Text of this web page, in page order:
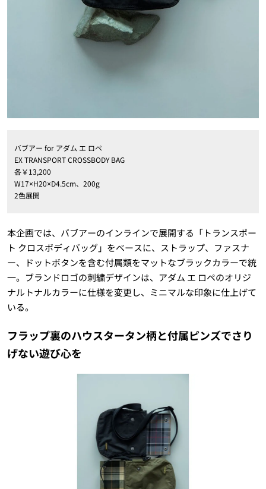
バブアー for アダム エ ロペ
EX TRANSPORT CROSSBODY BAG
各￥13,200
W17×H20×D4.5cm、200g
2色展開
本企画では、バブアーのインラインで展開する「トランスポー
ト クロスボディバッグ」をベースに、ストラップ、ファスナ
ー、ドットボタンを含む付属類をマットなブラックカラーで統
一。ブランドロゴの刺繍デザインは、アダム エ ロペのオリジ
ナルトナルカラーに仕様を変更し、ミニマルな印象に仕上げて
いる。
フラップ裏のハウスタータン柄と付属ピンズでさり
げない遊び心を